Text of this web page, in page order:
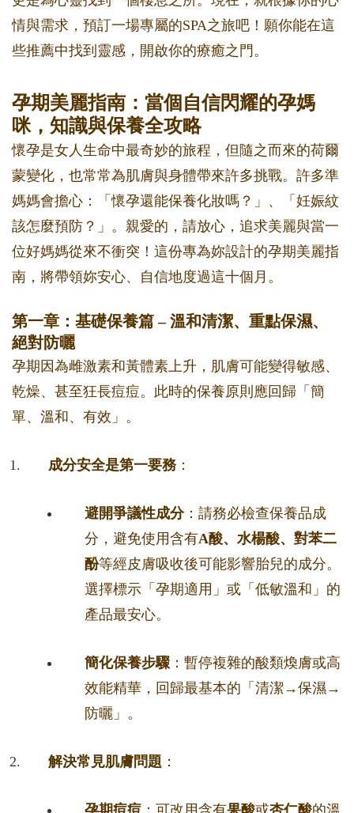
情與需求，預訂一場專屬的SPA之旅吧！願你能在這
些推薦中找到靈感，開啟你的療癒之門。
孕期美麗指南：當個自信閃耀的孕媽
咪，知識與保養全攻略
懷孕是女人生命中最奇妙的旅程，但隨之而來的荷爾
蒙變化，也常常為肌膚與身體帶來許多挑戰。許多準
媽媽會擔心：「懷孕還能保養化妝嗎？」、「妊娠紋
該怎麼預防？」。親愛的，請放心，追求美麗與當一
位好媽媽從來不衝突！這份專為妳設計的孕期美麗指
南，將帶領妳安心、自信地度過這十個月。
第一章：基礎保養篇 – 溫和清潔、重點保濕、
絕對防曬
孕期因為雌激素和黃體素上升，肌膚可能變得敏感、
乾燥、甚至狂長痘痘。此時的保養原則應回歸「簡
單、溫和、有效」。
成分安全是第一要務：
避開爭議性成分：請務必檢查保養品成
分，避免使用含有A酸、水楊酸、對苯二
酚等經皮膚吸收後可能影響胎兒的成分。
選擇標示「孕期適用」或「低敏溫和」的
產品最安心。
簡化保養步驟 ：暫停複雜的酸類煥膚或高
效能精華，回歸最基本的「清潔→保濕→
防曬」。
解決常見肌膚問題 ：